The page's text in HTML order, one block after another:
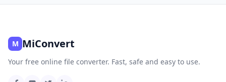
M MiConvert
Your free online file converter. Fast, safe and easy to use.